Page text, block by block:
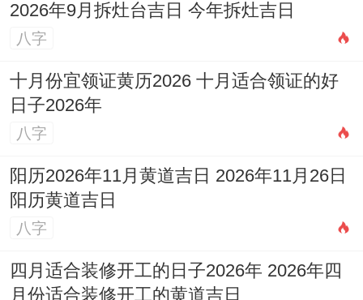
2026年9月拆灶台吉日 今年拆灶吉日
八字
十月份宜领证黄历2026 十月适合领证的好
日子2026年
八字
阳历2026年11月黄道吉日 2026年11月26日
阳历黄道吉日
八字
四月适合装修开工的日子2026年 2026年四
月份适合装修开工的黄道吉日